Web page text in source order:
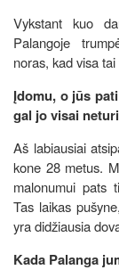
Vykstant kuo
Palangoje
noras, kad visa
Įdomu, o jūs
gal jo visai
Aš labiausiai
kone 28 metus.
malonumui pats
Tas laikas
yra didžiausia
Kada Palanga